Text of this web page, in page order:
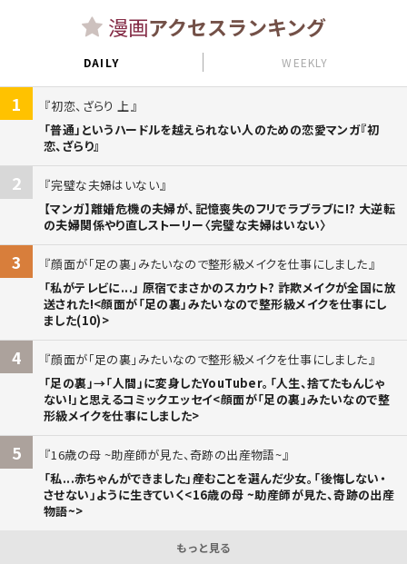
漫画アクセスランキング
DAILY WEEKLY
1
初恋、ざらり 上
「普通」というハードルを越えられない人のための恋愛マンガ『初
恋、ざらり』
2
完璧な夫婦はいない
【マンガ】離婚危機の夫婦が、記憶喪失のフリでラブラブに!? 大逆転
の夫婦関係やり直しストーリー〈完璧な夫婦はいない〉
3
顔面が「足の裏」みたいなので整形級メイクを仕事にしました
「私がテレビに...」 原宿でまさかのスカウト? 詐欺メイクが全国に放
送された!<顔面が「足の裏」みたいなので整形級メイクを仕事にし
ました(10)>
4
顔面が「足の裏」みたいなので整形級メイクを仕事にしました
「足の裏」→「人間」に変身したYouTuber。「人生、捨てたもんじゃ
ない!」と思えるコミックエッセイ<顔面が「足の裏」みたいなので整
形級メイクを仕事にしました>
5
16歳の母 ~助産師が見た、奇跡の出産物語~
「私...赤ちゃんができました」――産むことを選んだ少女。「後悔しない・
させない」ように生きていく<16歳の母 ~助産師が見た、奇跡の出産
物語~>
もっと見る